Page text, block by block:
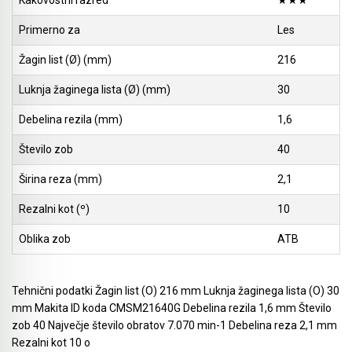
Primerno za Les
Žagin list (Ø) (mm) 216
Luknja žaginega lista (Ø) (mm) 30
Debelina rezila (mm) 1,6
Število zob 40
Širina reza (mm) 2,1
Rezalni kot (º) 10
Oblika zob ATB
Tehnični podatki Žagin list (O) 216 mm Luknja žaginega lista (O) 30
mm Makita ID koda CMSM21640G Debelina rezila 1,6 mm Število
zob 40 Največje število obratov 7.070 min-1 Debelina reza 2,1 mm
Rezalni kot 10 o
Akumulatorske stabilne kotne žage
Akumulatorski obliči
Akumulatorske vbodne žage
Akumulatorski lamelni rezkarji
Akumulatorski vibracijski, tračni brusilniki in
brusilniki za zidove
Akumulatorski premi brusilniki & izrezovalniki
Akumulatorski ventilatorji
Akumulatorski spenjalniki
Akumulatorski žebljalniki & igličarji
Rezalnik za peno
Brusilniki za zidove
Žage za porobeton (Siporeks / Siporex / Ytong)
Bosch
Pribor - orodja za uporabo na prostem
Pritrjevanje - žeblji, sponke in pribor
Sesanje
Rezbarjenje
Pribor za industrijske fene
Čiščenje cevi in odtokov
Mešala za mešalnike